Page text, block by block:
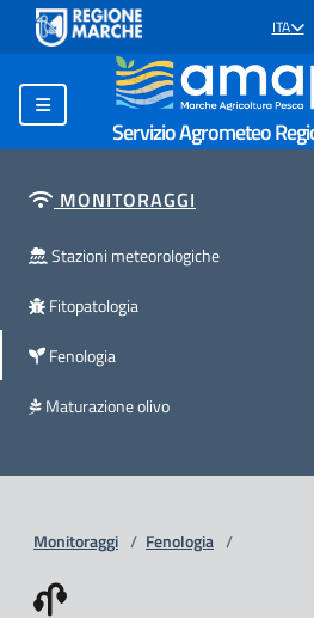
ITA
Servizio Agrometeo
MONITORAGGI
Stazioni meteorologiche
Fitopatologia
Fenologia
Maturazione olivo
Monitoraggi / Fenologia /